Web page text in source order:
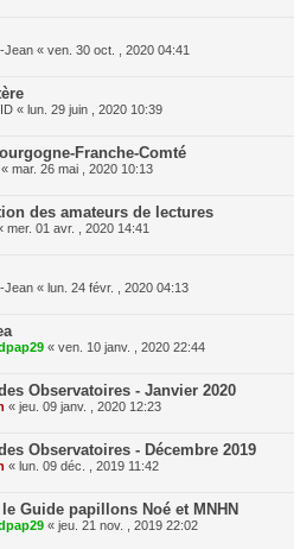
Jean « ven. 30 oct. , 2020 04:41
« lun. 29 juin , 2020 10:39
Franche-Comté
« mar. 26 mai , 2020 10:13
des amateurs de lectures
mer. 01 avr. , 2020 14:41
Jean « lun. 24 févr. , 2020 04:13
« ven. 10 janv. , 2020 22:44
Observatoires - Janvier 2020
« jeu. 09 janv. , 2020 12:23
Observatoires - Décembre 2019
« lun. 09 déc. , 2019 11:42
Guide papillons Noé et MNHN
« jeu. 21 nov. , 2019 22:02